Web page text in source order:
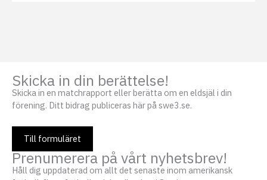
Skicka in din berättelse!
Skicka in en matchrapport eller berätta om en eldsjäl i din
förening. Ditt bidrag publiceras här på swe3.se.
Till formuläret
Prenumerera på vårt nyhetsbrev!
Håll dig uppdaterad om allt det senaste inom amerikansk